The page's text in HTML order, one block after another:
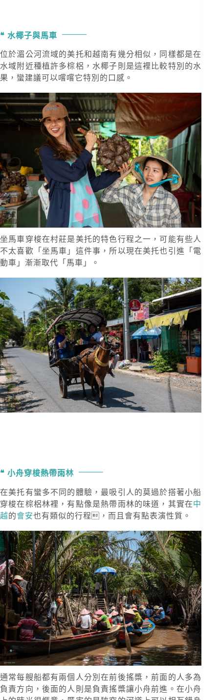
水椰子與馬車
位於湄公河流域的美托和越南有幾分相似，同樣都是在
水域附近種植許多棕梠，水椰子則是這裡比較特別的水
果，蠻建議可以嚐嚐它特別的口感。
坐馬車穿梭在村莊是美托的特色行程之一，可能有些人
不太喜歡「坐馬車」這件事，所以現在美托也引進「電
動車」漸漸取代「馬車」。
小舟穿梭熱帶雨林
在美托有蠻多不同的體驗，最吸引人的莫過於搭著小船
穿梭在棕梠林裡，有點像是熱帶雨林的味道，其實在中
越的會安也有類似的行程，而且會有點表演性質。
通常每艘船都有兩個人分別在前後搖槳，前面的人多為
負責方向，後面的人則是負責搖槳讓小舟前進。在小舟